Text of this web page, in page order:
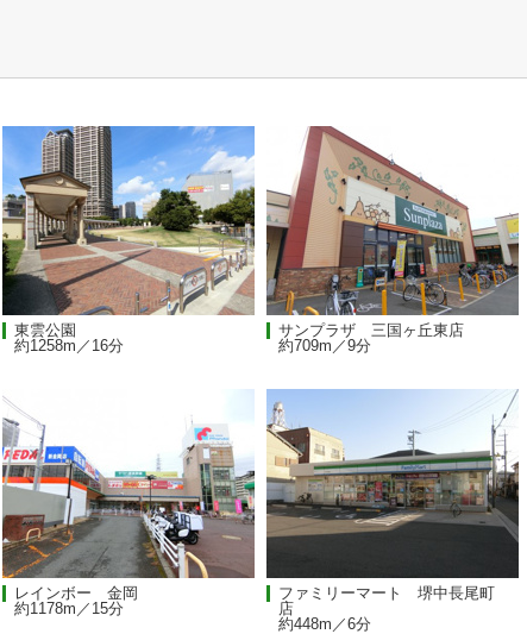
東雲公園
約1258m／16分
サンプラザ 三国ヶ丘東店
約709m／9分
レインボー 金岡
約1178m／15分
ファミリーマート 堺中長尾町
店
約448m／6分